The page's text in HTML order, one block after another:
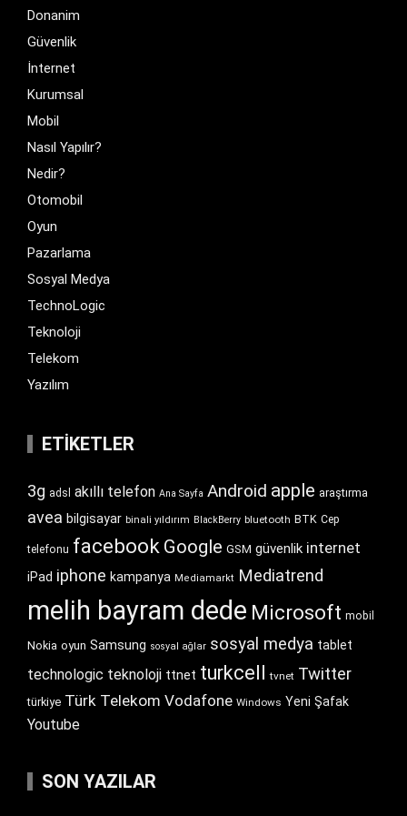
Donanim
Güvenlik
İnternet
Kurumsal
Mobil
Nasıl Yapılır?
Nedir?
Otomobil
Oyun
Pazarlama
Sosyal Medya
TechnoLogic
Teknoloji
Telekom
Yazılım
ETIKETLER
3g adsl akıllı telefon Ana Sayfa Android apple araştırma
avea bilgisayar binali yıldırım BlackBerry bluetooth BTK Cep
telefonu facebook Google GSM güvenlik internet
iPad iphone kampanya Mediamarkt Mediatrend
melih bayram dede Microsoft mobil
Nokia oyun Samsung sosyal ağlar sosyal medya tablet
technologic teknoloji ttnet turkcell tvnet Twitter
türkiye Türk Telekom Vodafone Windows Yeni Şafak
Youtube
SON YAZILAR